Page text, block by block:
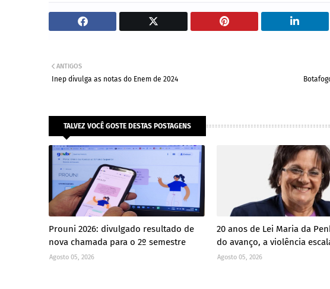
ANTIGOS
Inep divulga as notas do Enem de 2024
TALVEZ VOCÊ GOSTE DESTAS POSTAGENS
Prouni 2026: divulgado resultado de
nova chamada para o 2º semestre
Agosto 05, 2026
20 anos de Lei Maria da
do avanço, a violência
Agosto 05, 2026